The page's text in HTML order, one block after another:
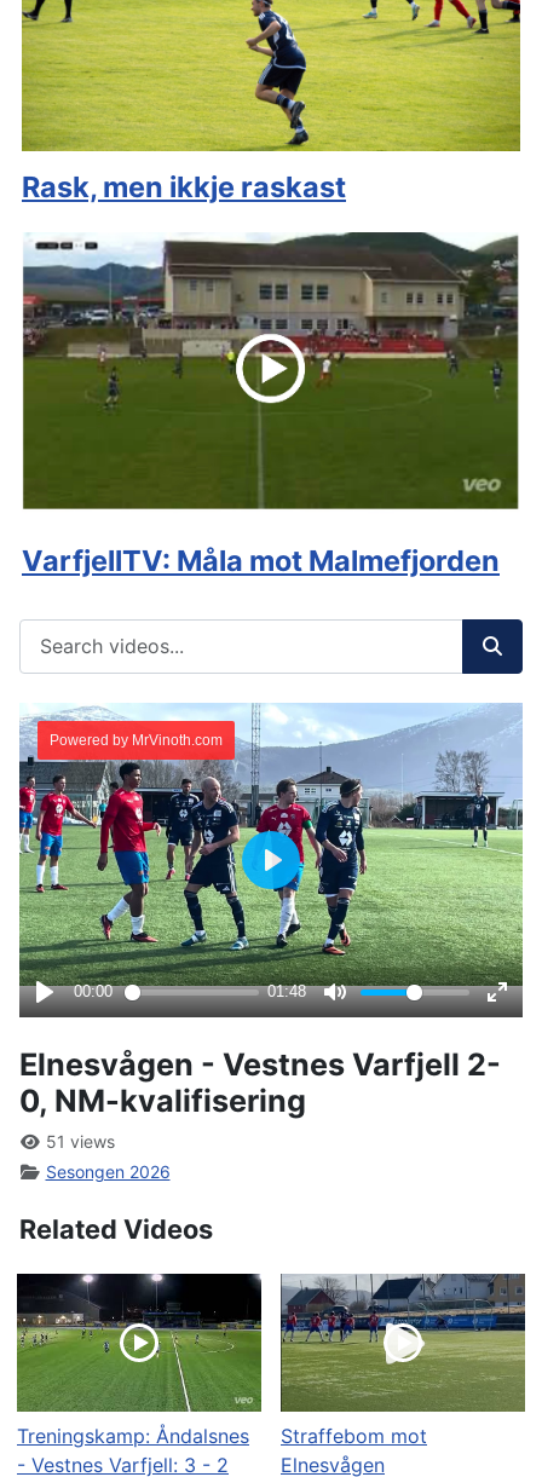
Rask, men ikkje raskast
VarfjellTV: Måla mot Malmefjorden
Elnesvågen - Vestnes Varfjell 2-
0, NM-kvalifisering
51 views
Sesongen 2026
Related Videos
Treningskamp: Åndalsnes
- Vestnes Varfjell: 3 - 2
Straffebom mot
Elnesvågen